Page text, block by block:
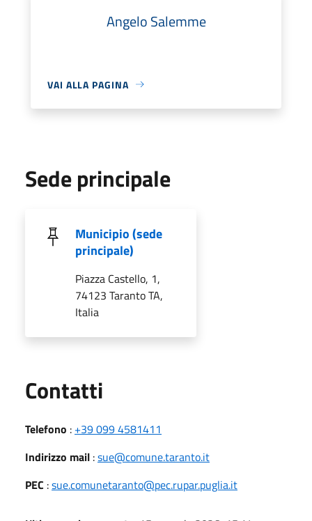
Angelo Salemme
VAI ALLA PAGINA
Sede principale
Municipio (sede
principale)
Piazza Castello, 1,
74123 Taranto TA,
Italia
Contatti
Telefono : +39 099 4581411
Indirizzo mail :sue@comune.taranto.it
PEC :sue.comunetaranto@pec.rupar.puglia.it